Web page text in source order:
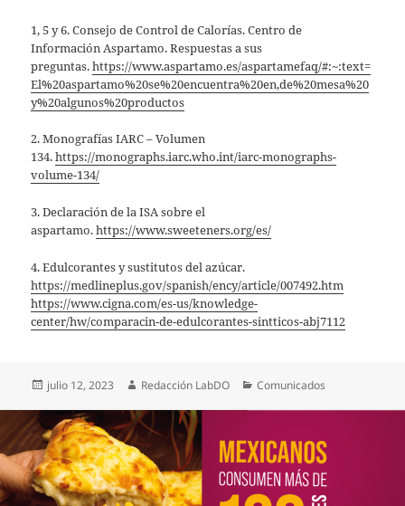
1, 5 y 6. Consejo de Control de Calorías. Centro de
Información Aspartamo. Respuestas a sus
preguntas.https://www.aspartamo.es/aspartamefaq/#:~:text=
El%20aspartamo%20se%20encuentra%20en,de%20mesa%20
y%20algunos%20productos
2. Monografías IARC – Volumen
134.https://monographs.iarc.who.int/iarc-monographs-
volume-134/
3. Declaración de la ISA sobre el
aspartamo.https://www.sweeteners.org/es/
4. Edulcorantes y sustitutos del azúcar.
https://medlineplus.gov/spanish/ency/article/007492.htm
https://www.cigna.com/es-us/knowledge-
center/hw/comparacin-de-edulcorantes-sintticos-abj7112
Publicado
julio 12, 2023 Autor
Redacción LabDO Categorías
Comunicados